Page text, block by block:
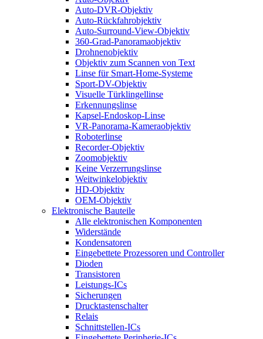
Auto-DVR-Objektiv
Auto-Rückfahrobjektiv
Auto-Surround-View-Objektiv
360-Grad-Panoramaobjektiv
Drohnenobjektiv
Objektiv zum Scannen von Text
Linse für Smart-Home-Systeme
Sport-DV-Objektiv
Visuelle Türklingellinse
Erkennungslinse
Kapsel-Endoskop-Linse
VR-Panorama-Kameraobjektiv
Roboterlinse
Recorder-Objektiv
Zoomobjektiv
Keine Verzerrungslinse
Weitwinkelobjektiv
HD-Objektiv
OEM-Objektiv
Elektronische Bauteile
Alle elektronischen Komponenten
Widerstände
Kondensatoren
Eingebettete Prozessoren und Controller
Dioden
Transistoren
Leistungs-ICs
Sicherungen
Drucktastenschalter
Relais
Schnittstellen-ICs